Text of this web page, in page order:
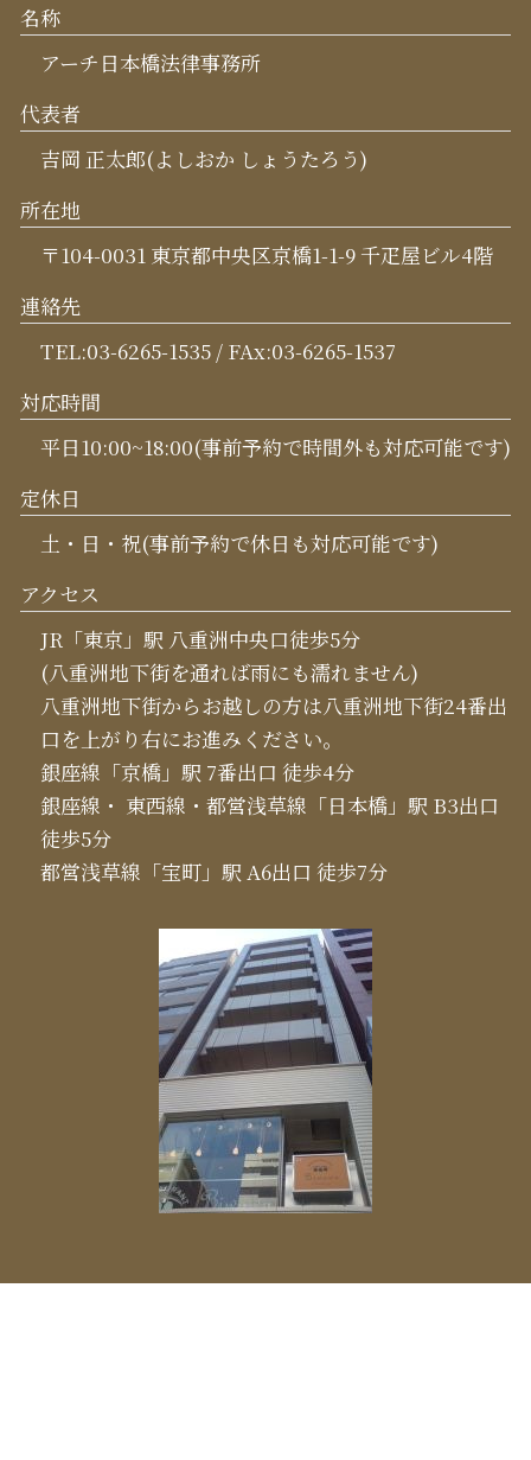
名称
アーチ日本橋法律事務所
代表者
吉岡 正太郎(よしおか しょうたろう)
所在地
〒104-0031 東京都中央区京橋1-1-9 千疋屋ビル4階
連絡先
TEL:03-6265-1535 / FAx:03-6265-1537
対応時間
平日10:00~18:00(事前予約で時間外も対応可能です)
定休日
土・日・祝(事前予約で休日も対応可能です)
アクセス
JR「東京」駅 八重洲中央口徒歩5分
(八重洲地下街を通れば雨にも濡れません)
八重洲地下街からお越しの方は八重洲地下街24番出
口を上がり右にお進みください。
銀座線「京橋」駅 7番出口 徒歩4分
銀座線・ 東西線・都営浅草線「日本橋」駅 B3出口
徒歩5分
都営浅草線「宝町」駅 A6出口 徒歩7分